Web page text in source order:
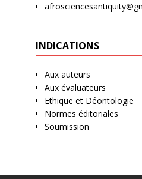
INDICATIONS
Aux auteurs
Aux évaluateurs
Ethique et Déontologie
Normes éditoriales
Soumission